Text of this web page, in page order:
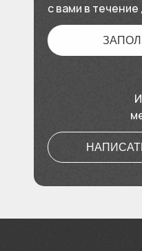
с вами в течение